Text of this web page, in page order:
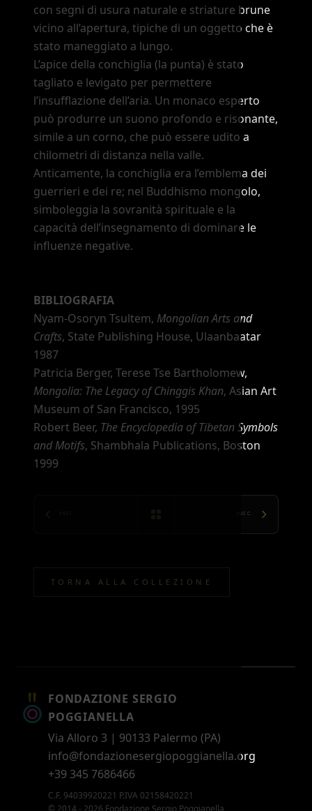
con segni di usura naturale e striature brune
vicino all’apertura, tipiche di un oggetto che è
stato maneggiato a lungo.
L’apice della conchiglia (la punta) è stato
tagliato e levigato per permettere
l’insufflazione dell’aria. Un monaco esperto
può produrre un suono profondo e risonante,
simile a un corno, che può essere udito a
chilometri di distanza nella valle.
Anticamente, la conchiglia era l’emblema dei
guerrieri e dei re; nel Buddhismo mongolo,
simboleggia la sovranità spirituale e la
capacità dell’insegnamento di dominare le
influenze negative.
BIBLIOGRAFIA
Nyam-Osoryn Tsultem, Mongolian Arts and
Crafts, State Publishing House, Ulaanbaatar
1987
Patricia Berger, Terese Tse Bartholomew,
Mongolia: The Legacy of Chinggis Khan, Asian Art
Museum of San Francisco, 1995
Robert Beer, The Encyclopedia of Tibetan Symbols
and Motifs, Shambhala Publications, Boston
1999
SUCC.
TORNA ALLA COLLEZIONE
FONDAZIONE SERGIO
POGGIANELLA
Via Alloro 3 | 90133 Palermo (PA)
info@fondazionesergiopoggianella.org
+39 345 7686466
C.F. 94039920221 P.IVA 02158420221
© 2014 - 2026 Fondazione Sergio Poggianella